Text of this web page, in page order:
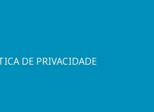
DE PRIVACIDADE